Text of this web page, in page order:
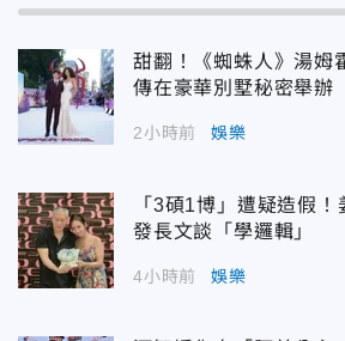
甜翻！《蜘蛛人》湯
傳在豪華別墅秘密舉辦
2小時前 娛樂
「3碩1博」遭疑造假
發長文談「學邏輯」
4小時前 娛樂